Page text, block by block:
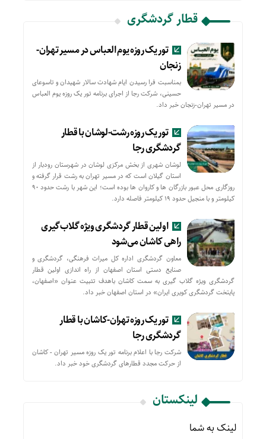
قطار گردشگری
تور یک روزه یوم العباس در مسیر تهران-
زنجان
بمناسبت فرا رسیدن ایام شهادت سالار شهیدان و تاسوعای
حسینی، شرکت رجا از اجرای برنامه تور یک روزه یوم العباس
در مسیر تهران-زنجان خبر داد.
تور یک روزه رشت-لوشان با قطار
گردشگری رجا
لوشان شهری از بخش مرکزی لوشان در شهرستان رودبار از
استان گیلان است که در مسیر تهران به رشت قرار گرفته و
روزگاری محل عبور بازرگان ها و کاروان ها بوده است؛ این شهر با رشت حدود ۹۰
کیلومتر و با منجیل حدود ۱۹ کیلومتر فاصله دارد.
اولین قطار گردشگری ویژه گلاب‌گیری
راهی کاشان می‌شود
معاون گردشگری اداره کل میراث فرهنگی، گردشگری و
صنایع دستی استان اصفهان از راه اندازی اولین قطار
گردشگری ویژه گلاب گیری به سمت کاشان باهدف تثبیت عنوان «اصفهان،
پایتخت گردشگری کویری ایران» در استان اصفهان خبر داد.
تور یک روزه تهران-کاشان با قطار
گردشگری رجا
شرکت رجا با اعلام برنامه تور یک روزه مسیر تهران - کاشان
از حركت مجدد قطارهای گردشگری خود خبر داد.
لینکستان
لینک به شما